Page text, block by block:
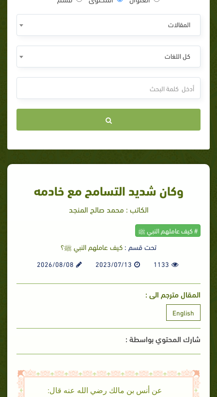
المقالات
كل اللغات
وكان شديد التسامح مع خادمه
الكاتب : محمد صالح المنجد
# كيف عاملهم النبي ﷺ
تحت قسم : كيف عاملهم النبي ﷺ؟
1133
2023/07/13
2026/08/08
المقال مترجم الى :
English
شارك المحتوي بواسطة :
عن أنس بن مالك رضي الله عنه قال: